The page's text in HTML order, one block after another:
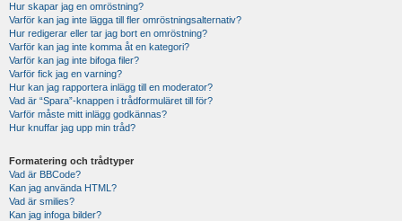
Hur skapar jag en omröstning?
Varför kan jag inte lägga till fler omröstningsalternativ?
Hur redigerar eller tar jag bort en omröstning?
Varför kan jag inte komma åt en kategori?
Varför kan jag inte bifoga filer?
Varför fick jag en varning?
Hur kan jag rapportera inlägg till en moderator?
Vad är “Spara”-knappen i trådformuläret till för?
Varför måste mitt inlägg godkännas?
Hur knuffar jag upp min tråd?
Formatering och trådtyper
Vad är BBCode?
Kan jag använda HTML?
Vad är smilies?
Kan jag infoga bilder?